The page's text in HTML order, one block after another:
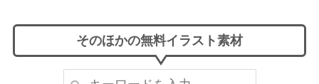
そのほかの無料イラスト素材